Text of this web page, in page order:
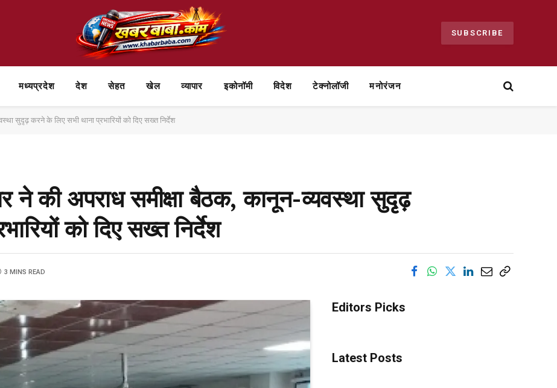
SUBSCRIBE
मध्यप्रदेश देश सेहत खेल व्यापार ⁠इकोनॉमी विदेश टेक्नोलॉजी मनोरंजन
सुदृढ़ करने के लिए सभी थाना प्रभारियों को दिए सख्त निर्देश
ने की अपराध समीक्षा बैठक, कानून-व्यवस्था सुदृढ़
को दिए सख्त निर्देश
3 MINS READ
Editors Picks
Latest Posts